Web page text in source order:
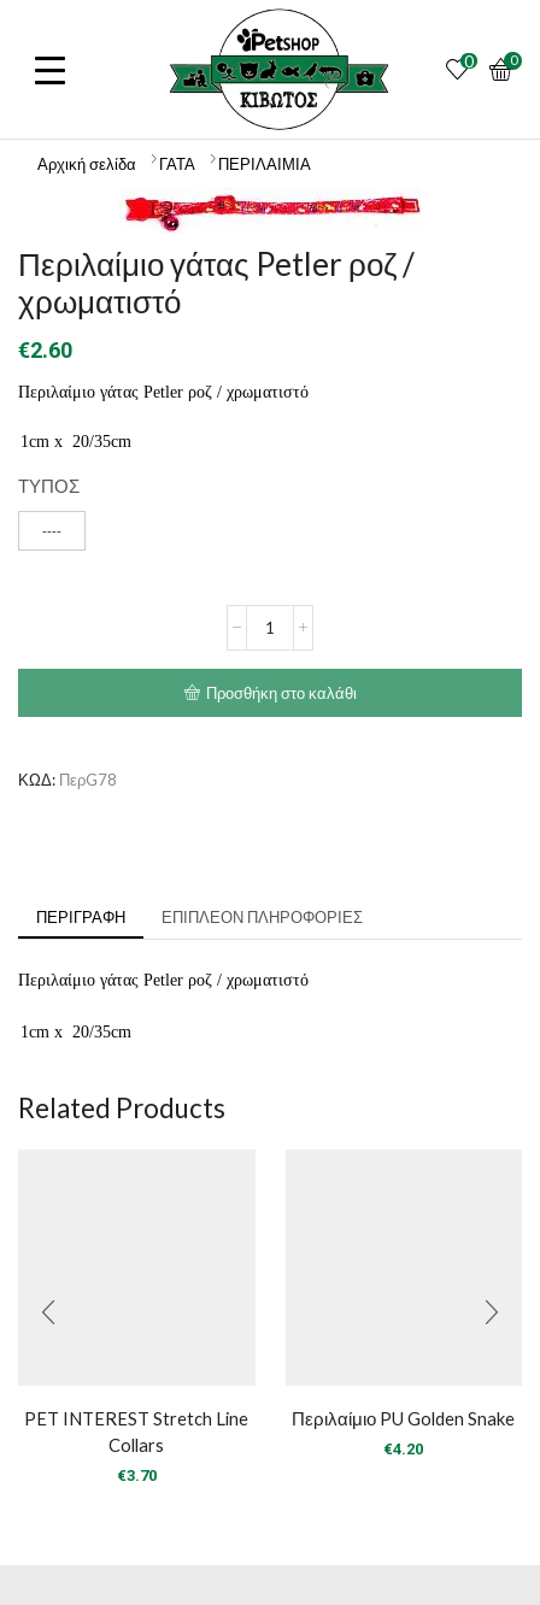
0 0
Αρχική σελίδα ΓΑΤΑ ΠΕΡΙΛΑΙΜΙΑ
Περιλαίμιο γάτας Petler ροζ /
χρωματιστό
€2.60
Περιλαίμιο γάτας Petler ροζ / χρωματιστό
1cm x 20/35cm
ΤΥΠΟΣ
----
Petler
/
χρωματιστό
Προσθήκη στο καλάθι
ΚΩΔ: ΠερG78
ΠΕΡΙΓΡΑΦΉ ΕΠΙΠΛΈΟΝ ΠΛΗΡΟΦΟΡΊΕΣ
Περιλαίμιο γάτας Petler ροζ / χρωματιστό
1cm x 20/35cm
Related Products
PET INTEREST Stretch Line
Collars
€3.70
Περιλαίμιο PU Golden Snake
€4.20